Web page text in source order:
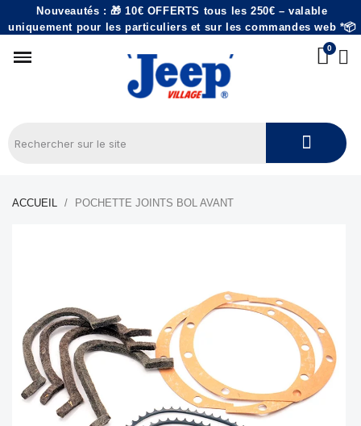
Nouveautés : 🎁 10€ OFFERTS tous les 250€ – valable
uniquement pour les particuliers et sur les commandes web *📦
ACCUEIL POCHETTE JOINTS BOL AVANT